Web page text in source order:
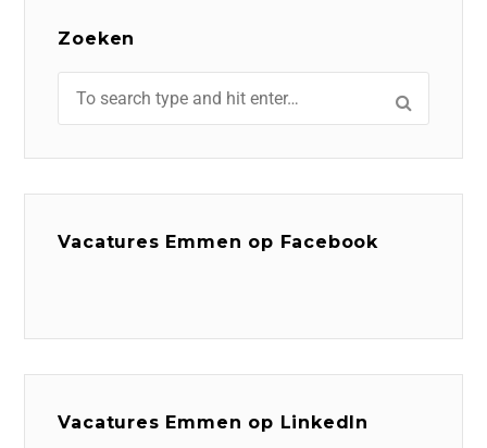
Zoeken
Vacatures Emmen op Facebook
Vacatures Emmen op LinkedIn